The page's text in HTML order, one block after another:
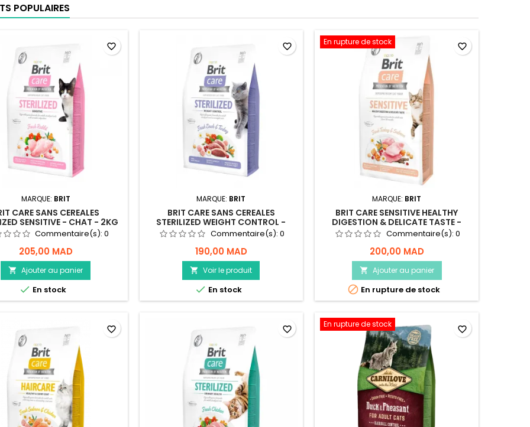
POPULAIRES
MARQUE: BRIT
CARE SANS CEREALES
SENSITIVE - CHAT - 2KG
Commentaire(s):0
205,00 MAD
 Ajouter au panier
 En stock
favorite_border
MARQUE: BRIT
BRIT CARE SANS CEREALES
STERILIZED WEIGHT CONTROL -
CHAT - 2KG
Commentaire(s): 0
190,00 MAD
 Voir le produit
 En stock
favorite_border En rupture de stock
MARQUE: BRIT
BRIT CARE SENSITIVE HEALTHY
DIGESTION & DELICATE TASTE -
POUR CHAT - 2KG
Commentaire(s): 0
200,00 MAD
 Ajouter au panier
 En rupture de stock
favorite_border
favorite_border favorite_border En rupture de stock favorite_border